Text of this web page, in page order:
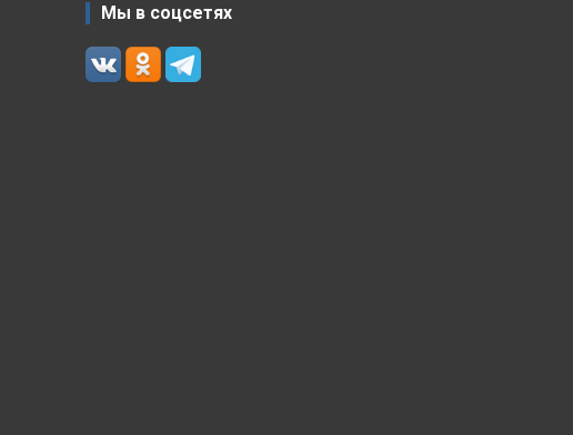
Мы в соцсетях